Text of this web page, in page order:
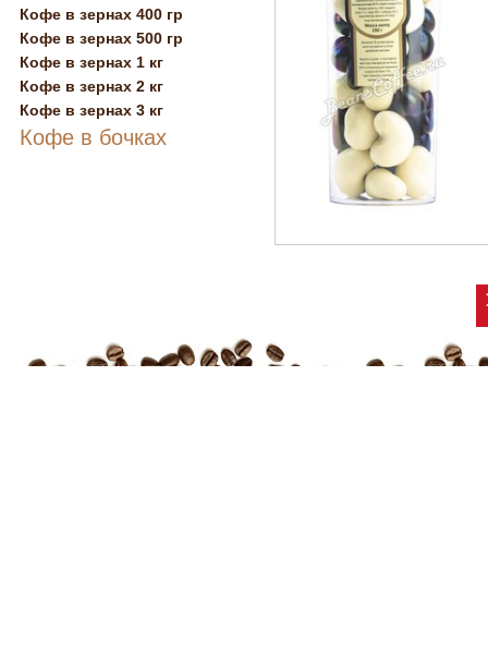
Кофе в зернах 400 гр
Кофе в зернах 500 гр
Кофе в зернах 1 кг
Кофе в зернах 2 кг
Кофе в зернах 3 кг
Кофе в бочках